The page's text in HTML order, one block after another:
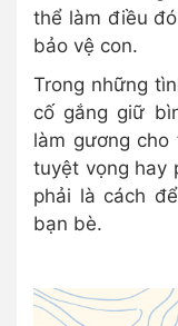
thể làm điều
bảo vệ con.
Trong những
cố gắng giữ
làm gương
tuyệt vọng hay
phải là cách
bạn bè.